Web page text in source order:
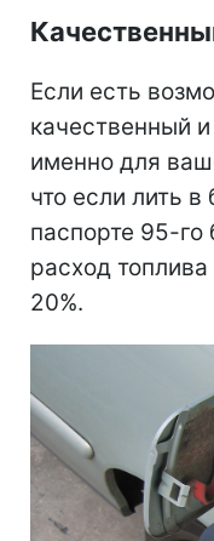
Если есть
качественный
именно для
что если лить в
паспорте 95-
расход
20%.